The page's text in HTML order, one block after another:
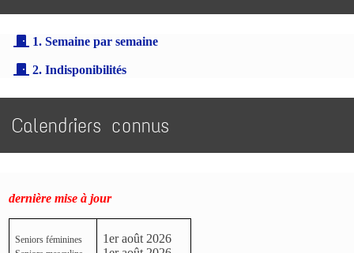
1. Semaine par semaine
2. Indisponibilités
Calendriers connus
dernière mise à jour
Seniors féminines
1er août 2026